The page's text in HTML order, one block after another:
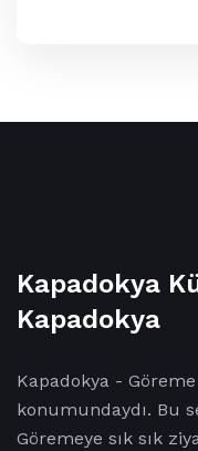
Kapadokya
Kapadokya
Kapadokya -
konumundaydı. Bu
Göremeye sık sık